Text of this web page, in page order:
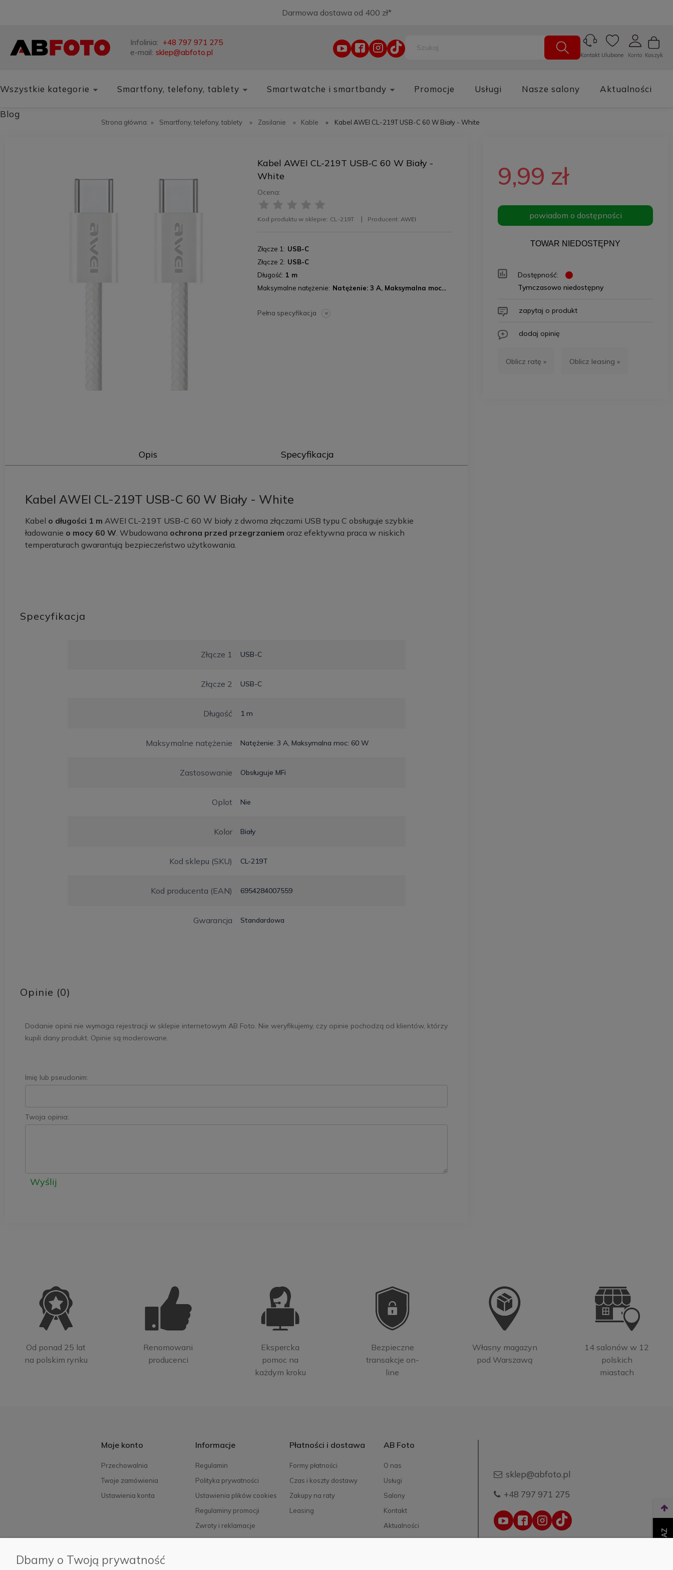
Darmowa dostawa od 400 zł*
Infolinia: +48 797 971 275
e-mail: sklep@abfoto.pl Koszyk
Konto
Ulubione
Kontakt
Wszystkie kategorie Smartfony, telefony, tablety Smartwatche i smartbandy Promocje Usługi Nasze salony Aktualności
Blog
Strona główna: » Smartfony, telefony, tablety » Zasilanie » Kable » Kabel AWEI CL-219T USB-C 60 W Biały - White
Kabel AWEI CL-219T USB-C 60 W Biały -
White
Ocena:
Kod produktu w sklepie: CL-219T Producent: AWEI
Złącze 1
USB-C
Złącze 2
USB-C
Długość 1 m
Maksymalne natężenie
Natężenie: 3 A, Maksymalna moc...
Pełna specyfikacja
Opis Specyfikacja
Kabel AWEI CL-219T USB-C 60 W Biały - White
Kabel o długości 1 m AWEI CL-219T USB-C 60 W biały z dwoma złączami USB typu C obsługuje szybkie
ładowanie o mocy 60 W . Wbudowana ochrona przed przegrzaniem oraz efektywna praca w niskich
temperaturach gwarantują bezpieczeństwo użytkowania.
Specyfikacja
Złącze 1 USB-C
Złącze 2 USB-C
Długość 1 m
Maksymalne natężenie Natężenie: 3 A, Maksymalna moc: 60 W
Zastosowanie Obsługuje MFi
Oplot Nie
Kolor Biały
Kod sklepu (SKU) CL-219T
Kod producenta (EAN) 6954284007559
Gwarancja Standardowa
Opinie (0)
Dodanie opinii nie wymaga rejestracji w sklepie internetowym AB Foto. Nie weryfikujemy, czy opinie pochodzą od klientów, którzy
kupili dany produkt. Opinie są moderowane.
Imię lub pseudonim:
Twoja opinia:
Wyślij
9,99 zł
powiadom o dostępności
TOWAR NIEDOSTĘPNY
Dostępność:
Tymczasowo niedostępny
zapytaj o produkt
dodaj opinię
Oblicz ratę » Oblicz leasing »
Od ponad 25 lat
na polskim rynku
Renomowani
producenci
Ekspercka
pomoc na
każdym kroku
Bezpieczne
transakcje on-
line
Własny magazyn
pod Warszawą
14 salonów w 12
polskich
miastach
Moje konto
Przechowalnia
Twoje zamówienia
Ustawienia konta
Informacje
Regulamin
Polityka prywatności
Ustawienia plików cookies
Regulaminy promocji
Zwroty i reklamacje
FAQ
Płatności i dostawa
Formy płatności
Czas i koszty dostawy
Zakupy na raty
Leasing
AB Foto
O nas
Usługi
Salony
Kontakt
Aktualności
Kariera
sklep@abfoto.pl
+48 797 971 275
Dbamy o Twoją prywatność